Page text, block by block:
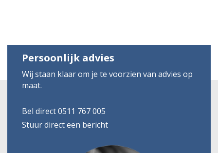
Persoonlijk advies
Wij staan klaar om je te voorzien van advies op
maat.
Bel direct 0511 767 005
Stuur direct een bericht